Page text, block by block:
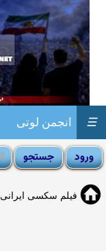
انجمن لوتی ☰
فیلم سکسی ایرانی